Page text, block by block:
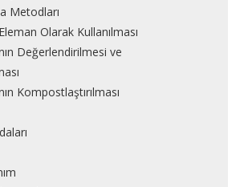
Metodları
Olarak Kullanılması
Değerlendirilmesi ve
Kompostlaştırılması